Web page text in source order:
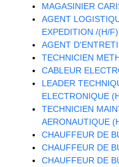
MAGASINIER
AGENT
EXPEDITION /(H/F)
AGENT
TECHNICIEN
CABLEUR
LEADER
ELECTRONIQUE
TECHNICIEN
AERONAUTIQUE
CHAUFFEUR DE
CHAUFFEUR DE
CHAUFFEUR DE